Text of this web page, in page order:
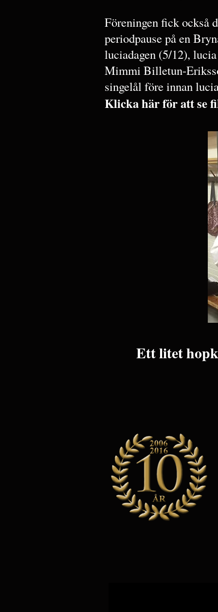
Föreningen fick också
periodpause på en
luciadagen (5/12),
Mimmi Billetun-
singelål före innan
Klicka här för att se
Ett litet